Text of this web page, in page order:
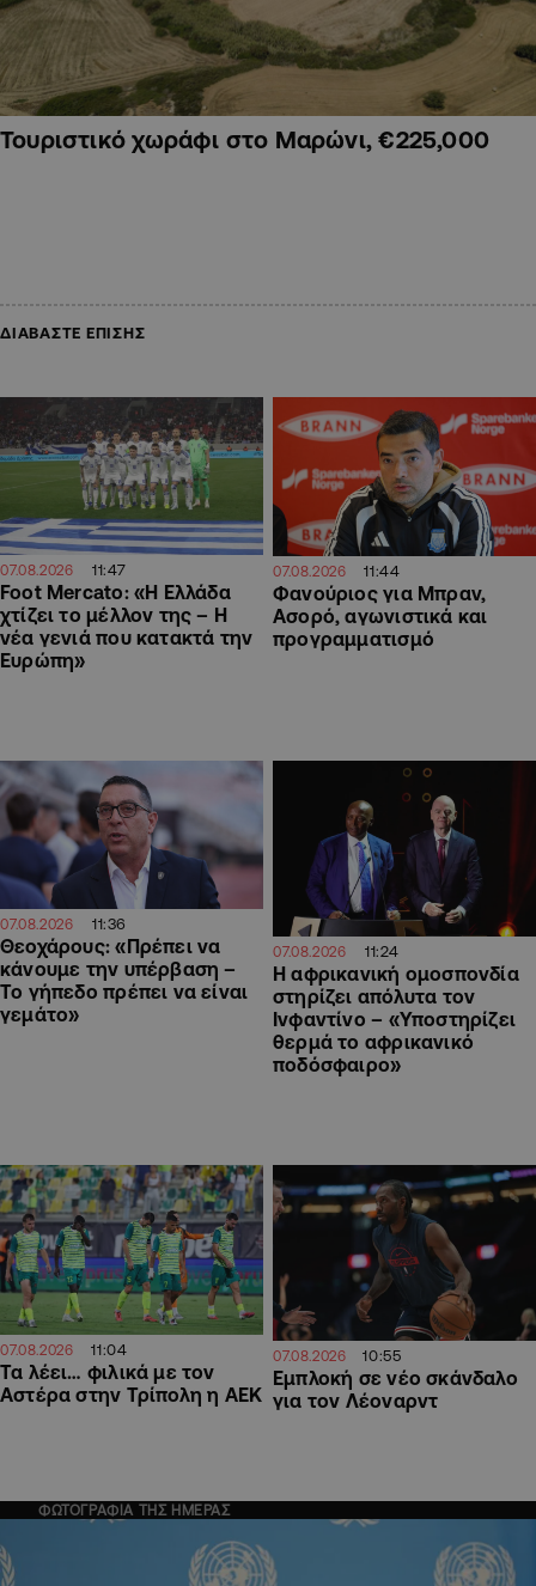
Τουριστικό χωράφι στο Μαρώνι, €225,000
ΔΙΑΒΑΣΤΕ ΕΠΙΣΗΣ
07.08.2026 11:47
Foot Mercato: «Η Ελλάδα
χτίζει το μέλλον της – Η
νέα γενιά που κατακτά την
Ευρώπη»
07.08.2026 11:44
Φανούριος για Μπραν,
Ασορό, αγωνιστικά και
προγραμματισμό
07.08.2026 11:36
Θεοχάρους: «Πρέπει να
κάνουμε την υπέρβαση –
Το γήπεδο πρέπει να είναι
γεμάτο»
07.08.2026 11:24
Η αφρικανική ομοσπονδία
στηρίζει απόλυτα τον
Ινφαντίνο – «Υποστηρίζει
θερμά το αφρικανικό
ποδόσφαιρο»
07.08.2026 11:04
Τα λέει… φιλικά με τον
Αστέρα στην Τρίπολη η ΑΕΚ
07.08.2026 10:55
Εμπλοκή σε νέο σκάνδαλο
για τον Λέοναρντ
ΦΩΤΟΓΡΑΦΙΑ ΤΗΣ ΗΜΕΡΑΣ